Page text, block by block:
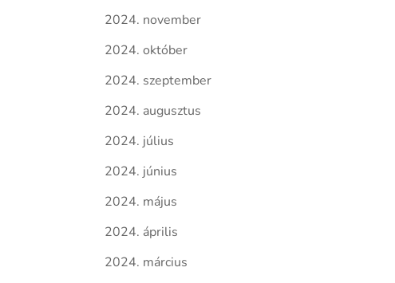
2024. november
2024. október
2024. szeptember
2024. augusztus
2024. július
2024. június
2024. május
2024. április
2024. március